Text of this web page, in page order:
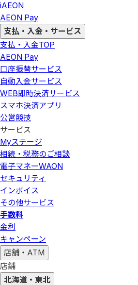
iAEON
AEON Pay
支払・入金・サービス
支払・入金TOP
AEON Pay
口座振替サービス
自動入金サービス
WEB即時決済サービス
スマホ決済アプリ
公営競技
サービス
Myステージ
相続・税務のご相談
電子マネーWAON
セキュリティ
インボイス
その他サービス
手数料
金利
キャンペーン
店舗・ATM
店舗
北海道・東北